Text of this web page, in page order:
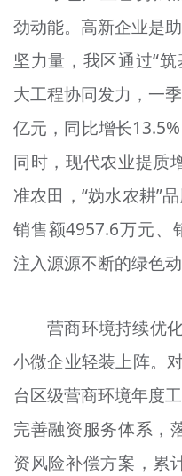
劲动能。高新企业是
坚力量，我区通过“筑
大工程协同发力，一
亿元，同比增长
同时，现代农业提质
准农田，“妫水农耕”
销售额4957.6万元、
注入源源不断的绿色动
营商环境持续优
小微企业轻装上阵。
台区级营商环境年度
完善融资服务体系，
资风险补偿方案，累